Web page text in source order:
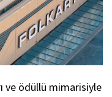
ve ödüllü mimarisiyle